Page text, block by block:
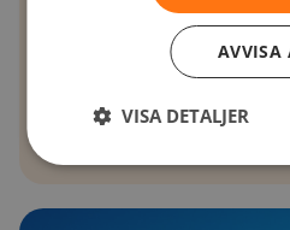
din anmälan.
AVVISA
VISA DETALJER